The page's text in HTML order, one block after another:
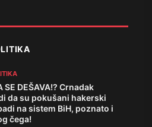
SE DEŠAVA!? Crnadak
da su pokušani hakerski
na sistem BiH, poznato i
čega!